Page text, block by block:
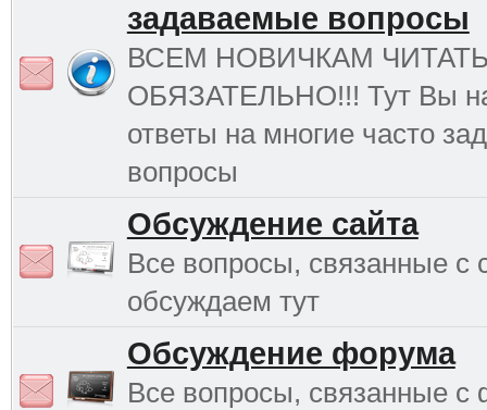
задаваемые вопросы
ВСЕМ НОВИЧКАМ
ОБЯЗАТЕЛЬНО!!! Тут Вы
ответы на многие часто
вопросы
Обсуждение сайта
Все вопросы, связанные с
обсуждаем тут
Обсуждение форума
Все вопросы, связанные